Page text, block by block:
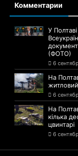
Комментарии
У
(ФОТО)
6
На
6
На
кілька
цвинтарі
6